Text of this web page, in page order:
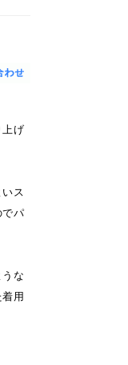
上げ
ス
でパ
な
用